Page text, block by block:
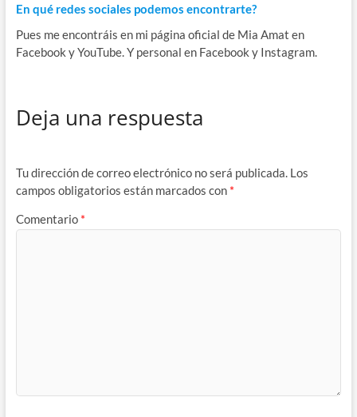
En qué redes sociales podemos encontrarte?
Pues me encontráis en mi página oficial de Mia Amat en
Facebook y YouTube. Y personal en Facebook y Instagram.
Deja una respuesta
Tu dirección de correo electrónico no será publicada. Los
campos obligatorios están marcados con *
Comentario *